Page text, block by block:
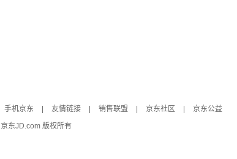
手机京东 友情链接 销售联盟 京东社区
京东公益
京东JD.com 版权所有